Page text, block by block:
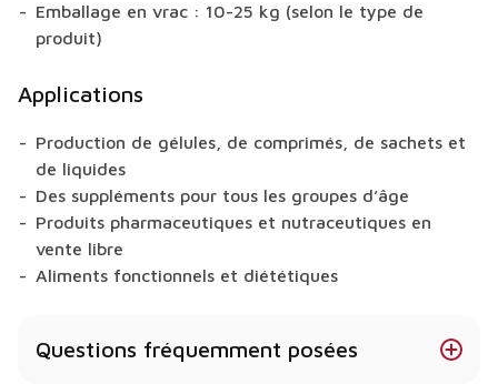
Emballage en vrac : 10-25 kg (selon le type de
produit)
Applications
Production de gélules, de comprimés, de sachets et
de liquides
Des suppléments pour tous les groupes d’âge
Produits pharmaceutiques et nutraceutiques en
vente libre
Aliments fonctionnels et diététiques
Questions fréquemment posées